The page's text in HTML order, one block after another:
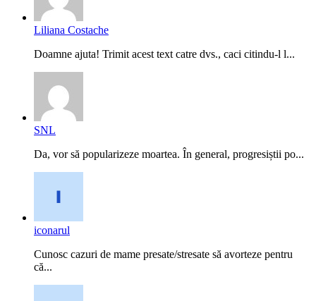
Liliana Costache
Doamne ajuta! Trimit acest text catre dvs., caci citindu-l l...
SNL
Da, vor să popularizeze moartea. În general, progresiștii po...
iconarul
Cunosc cazuri de mame presate/stresate să avorteze pentru
că...